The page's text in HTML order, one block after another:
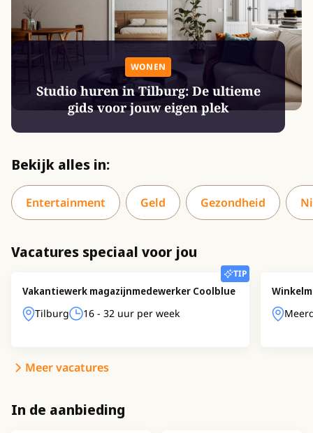
WONEN
Studio huren in Tilburg: De ultieme
gids voor jouw eigen plek
Bekijk alles in:
Entertainment Geld Gezondheid
Vacatures speciaal voor jou
TIP
Vakantiewerk magazijnmedewerker Coolblue
Tilburg
16 - 32 uur per week
Meer vacatures
In de aanbieding